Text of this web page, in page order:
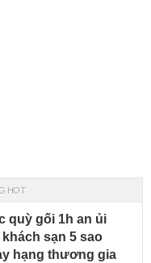
HOT
quỳ gối 1h an ủi
sạn 5 sao
hạng thương gia